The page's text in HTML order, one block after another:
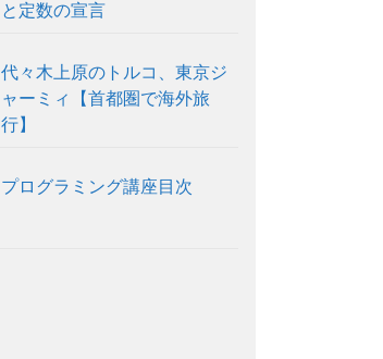
と定数の宣言
代々木上原のトルコ、東京ジ
ャーミィ【首都圏で海外旅
行】
プログラミング講座目次